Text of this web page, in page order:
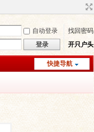
自动登录
找回密码
登录 开只户头
快捷导航